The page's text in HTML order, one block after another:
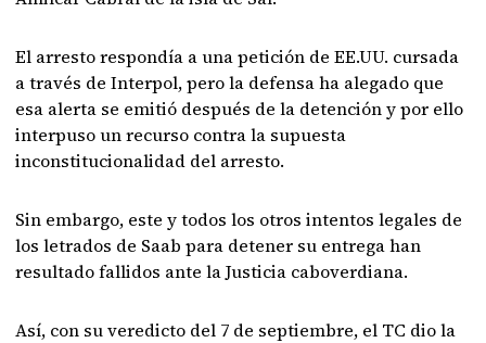
El arresto respondía a una petición de EE.UU. cursada
a través de Interpol, pero la defensa ha alegado que
esa alerta se emitió después de la detención y por ello
interpuso un recurso contra la supuesta
inconstitucionalidad del arresto.
Sin embargo, este y todos los otros intentos legales de
los letrados de Saab para detener su entrega han
resultado fallidos ante la Justicia caboverdiana.
Así, con su veredicto del 7 de septiembre, el TC dio la